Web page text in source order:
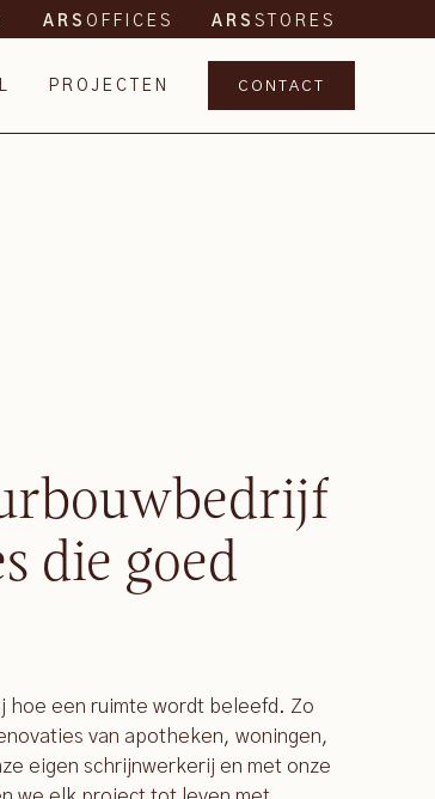
ARS OFFICES ARS STORES
PROJECTEN CONTACT
die goed
hoe een ruimte wordt beleefd. Zo
van apotheken, woningen,
eigen schrijnwerkerij en met onze